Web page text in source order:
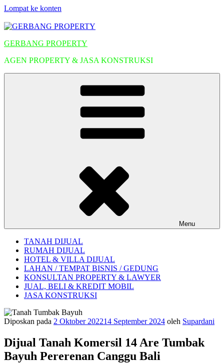
Lompat ke konten
GERBANG PROPERTY
AGEN PROPERTY & JASA KONSTRUKSI
Menu
TANAH DIJUAL
RUMAH DIJUAL
HOTEL & VILLA DIJUAL
LAHAN / TEMPAT BISNIS / GEDUNG
KONSULTAN PROPERTY & LAWYER
JUAL, BELI & KREDIT MOBIL
JASA KONSTRUKSI
Diposkan pada 2 Oktober 202214 September 2024 oleh Supardani
Dijual Tanah Komersil 14 Are Tumbak
Bayuh Pererenan Canggu Bali